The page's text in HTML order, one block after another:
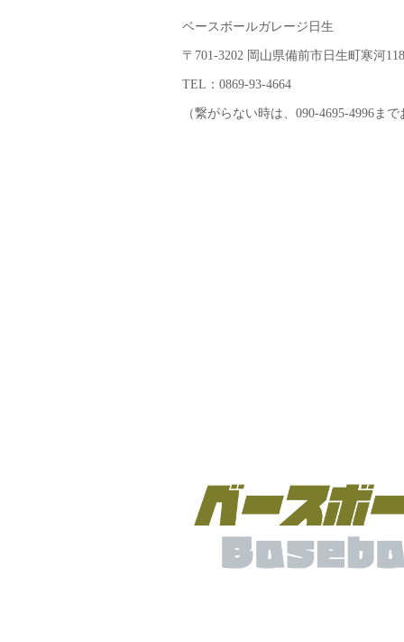
ベースボールガレージ日生
〒701-3202 岡山県備前市日生町寒河
TEL：0869-93-4664
（繋がらない時は、090-4695-4996まで